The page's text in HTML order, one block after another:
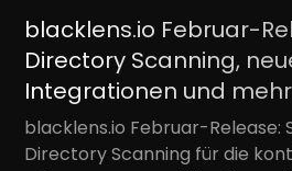
blacklens.io Februar-
Directory Scanning,
Integrationen und mehr
blacklens.io Februar-
Directory Scanning für die